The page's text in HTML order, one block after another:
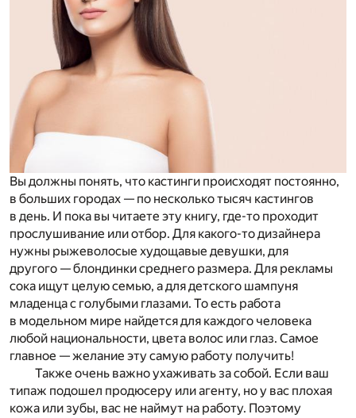
Вы должны понять, что кастинги происходят постоянно,
в больших городах — по несколько тысяч кастингов
в день. И пока вы читаете эту книгу, где-то проходит
прослушивание или отбор. Для какого-то дизайнера
нужны рыжеволосые худощавые девушки, для
другого — блондинки среднего размера. Для рекламы
сока ищут целую семью, а для детского шампуня
младенца с голубыми глазами. То есть работа
в модельном мире найдется для каждого человека
любой национальности, цвета волос или глаз. Самое
главное — желание эту самую работу получить!
Также очень важно ухаживать за собой. Если ваш
типаж подошел продюсеру или агенту, но у вас плохая
кожа или зубы, вас не наймут на работу. Поэтому